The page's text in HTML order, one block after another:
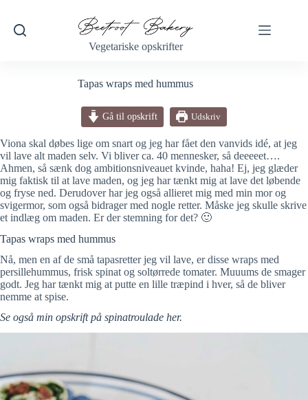
indhold
Vegetariske opskrifter
Tapas wraps med hummus
Gå til opskrift Udskriv
Viona skal døbes lige om snart og jeg har fået den vanvids idé, at jeg
vil lave alt maden selv. Vi bliver ca. 40 mennesker, så deeeeet….
Ahmen, så sænk dog ambitionsniveauet kvinde, haha! Ej, jeg glæder
mig faktisk til at lave maden, og jeg har tænkt mig at lave det løbende
og fryse ned. Derudover har jeg også allieret mig med min mor og
svigermor, som også bidrager med nogle retter. Måske jeg skulle skrive
et indlæg om maden. Er der stemning for det? 🙂
Tapas wraps med hummus
Nå, men en af de små tapasretter jeg vil lave, er disse wraps med
persillehummus, frisk spinat og soltørrede tomater. Muuums de smager
godt. Jeg har tænkt mig at putte en lille træpind i hver, så de bliver
nemme at spise.
Se også min opskrift på spinatroulade her.